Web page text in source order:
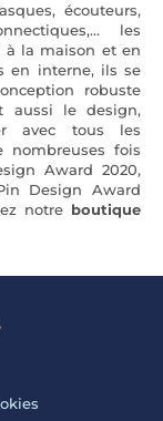
écouteurs,
les
à la maison et en
en interne, ils se
robuste
aussi le design,
avec tous les
nombreuses fois
Award 2020,
Design Award
notre boutique